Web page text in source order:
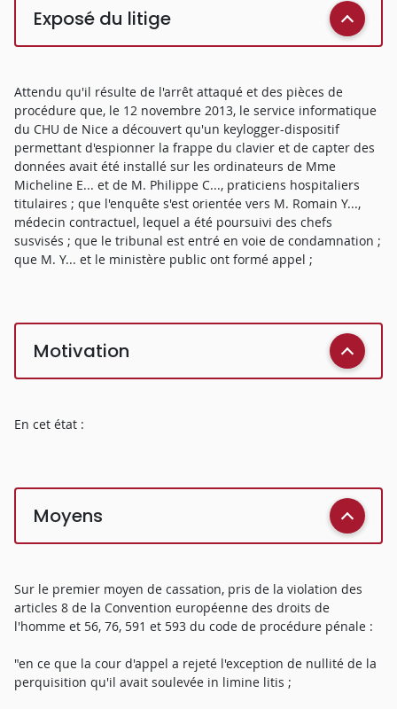
Exposé du litige
Attendu qu'il résulte de l'arrêt attaqué et des pièces de
procédure que, le 12 novembre 2013, le service informatique
du CHU de Nice a découvert qu'un keylogger-dispositif
permettant d'espionner la frappe du clavier et de capter des
données avait été installé sur les ordinateurs de Mme
Micheline E... et de M. Philippe C..., praticiens hospitaliers
titulaires ; que l'enquête s'est orientée vers M. Romain Y...,
médecin contractuel, lequel a été poursuivi des chefs
susvisés ; que le tribunal est entré en voie de condamnation ;
que M. Y... et le ministère public ont formé appel ;
Motivation
En cet état :
Moyens
Sur le premier moyen de cassation, pris de la violation des
articles 8 de la Convention européenne des droits de
l'homme et 56, 76, 591 et 593 du code de procédure pénale :
"en ce que la cour d'appel a rejeté l'exception de nullité de la
perquisition qu'il avait soulevée in limine litis ;